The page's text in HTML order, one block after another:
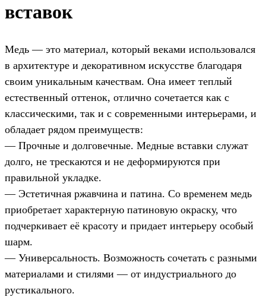
вставок
Медь — это материал, который веками использовался
в архитектуре и декоративном искусстве благодаря
своим уникальным качествам. Она имеет теплый
естественный оттенок, отлично сочетается как с
классическими, так и с современными интерьерами, и
обладает рядом преимуществ:
— Прочные и долговечные. Медные вставки служат
долго, не трескаются и не деформируются при
правильной укладке.
— Эстетичная ржавчина и патина. Со временем медь
приобретает характерную патиновую окраску, что
подчеркивает её красоту и придает интерьеру особый
шарм.
— Универсальность. Возможность сочетать с разными
материалами и стилями — от индустриального до
рустикального.